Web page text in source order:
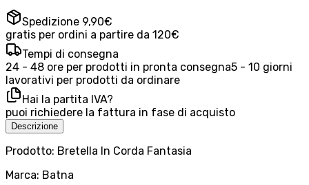
Spedizione 9,90€
gratis per ordini a partire da 120€
Tempi di consegna
24 - 48 ore per prodotti in pronta consegna5 - 10 giorni
lavorativi per prodotti da ordinare
Hai la partita IVA?
puoi richiedere la fattura in fase di acquisto
Descrizione
Prodotto: Bretella In Corda Fantasia
Marca: Batna